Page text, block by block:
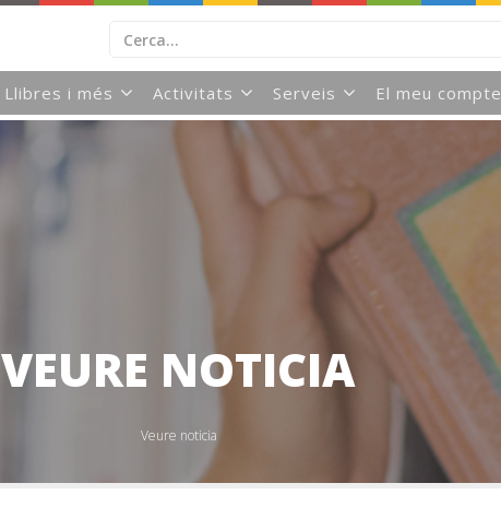
Llibres i més Activitats Serveis El meu compte
VEURE NOTICIA
Veure noticia